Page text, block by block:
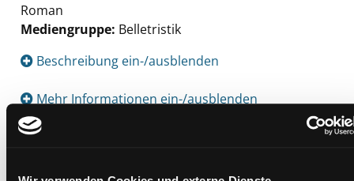
Roman
Mediengruppe: Belletristik
Beschreibung ein-/ausblenden
Mehr Informationen ein-/ausblenden
Exemplare